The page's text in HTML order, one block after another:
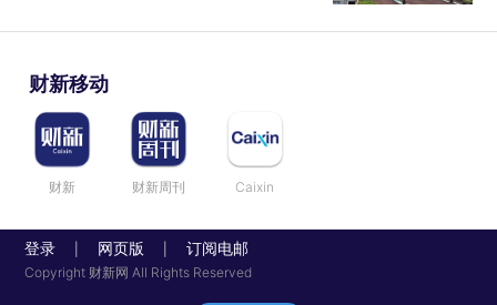
财新移动
财新 财新周刊 Caixin
登录 网页版 订阅电邮
Copyright 财新网 All Rights Reserved